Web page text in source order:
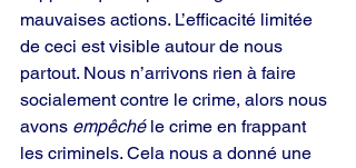
mauvaises actions. L’efficacité limitée
de ceci est visible autour de nous
partout. Nous n’arrivons rien à faire
socialement contre le crime, alors nous
avons empêché le crime en frappant
les criminels. Cela nous a donné une